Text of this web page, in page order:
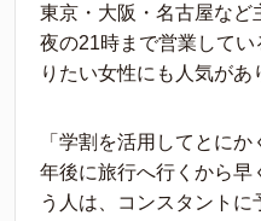
東京・大阪・名古屋など
夜の21時まで営業して
りたい女性にも人気があ
「学割を活用してとに
年後に旅行へ行くから早
う人は、コンスタントに